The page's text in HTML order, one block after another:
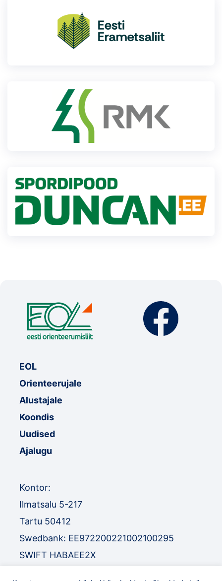
EOL
Orienteerujale
Alustajale
Koondis
Uudised
Ajalugu
Kontor:
Ilmatsalu 5-217
Tartu 50412
Swedbank: EE972200221002100295
SWIFT HABAEE2X